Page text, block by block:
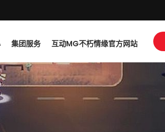
集团服务 互动MG不朽情缘官方网站